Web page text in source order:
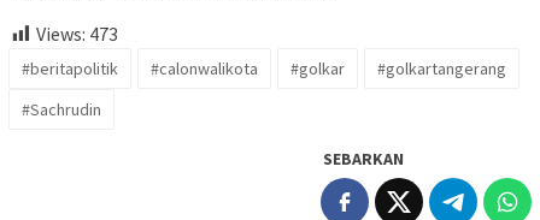
Views: 473
#beritapolitik #calonwalikota #golkar
#golkartangerang
#Sachrudin
SEBARKAN